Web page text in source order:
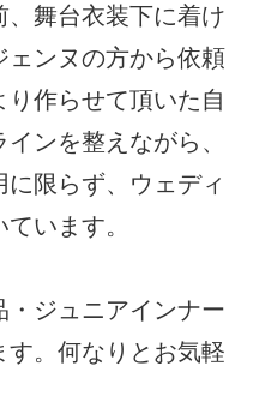
舞台衣装下に着け
ェンヌの方から依頼
作らせて頂いた自
ンを整えながら、
限らず、ウェディ
います。
・ジュニアインナー
。何なりとお気軽